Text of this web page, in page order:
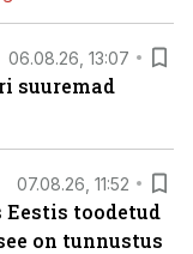
06.08.26, 13:07
suuremad
07.08.26, 11:52
toodetud
on tunnustus